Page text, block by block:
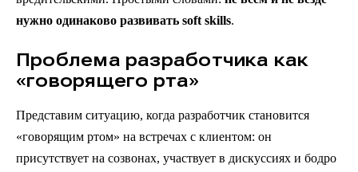
нужно одинаково развивать soft skills.
Проблема разработчика как
«говорящего рта»
Представим ситуацию, когда разработчик становится
«говорящим ртом» на встречах с клиентом: он
присутствует на созвонах, участвует в дискуссиях и бодро